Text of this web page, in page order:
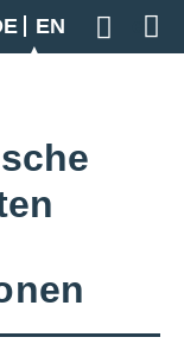
EN
Geben
to overview